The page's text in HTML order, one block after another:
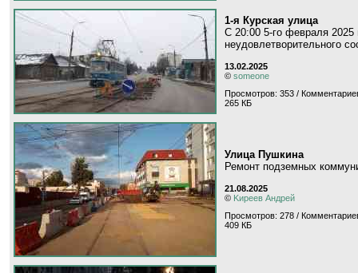
1-я Курская улица
С 20:00 5-го февраля
неудовлетворительного
13.02.2025
© someone
Просмотров: 353 /
265 КБ
Улица Пушкина
Ремонт подземных
21.08.2025
© Kиpeeв Aндpeй
Просмотров: 278 /
409 КБ